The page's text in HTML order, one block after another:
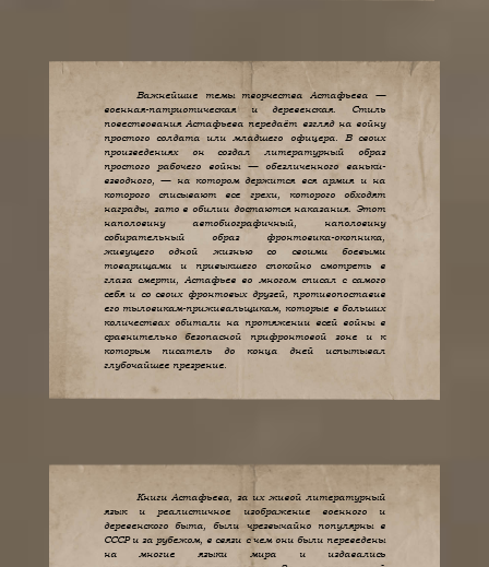
Важнейшие темы творчества Астафьева —
военная-патриотическая и деревенская. Стиль
повествования Астафьева передаёт взгляд на войну
простого солдата или младшего офицера. В своих
произведениях он создал литературный образ
простого рабочего войны — обезличенного ваньки-
взводного, — на котором держится вся армия и на
которого списывают все грехи, которого обходят
награды, зато в обилии достаются наказания. Этот
наполовину автобиографичный, наполовину
собирательный образ фронтовика-окопника,
живущего одной жизнью со своими боевыми
товарищами и привыкшего спокойно смотреть в
глаза смерти, Астафьев во многом списал с самого
себя и со своих фронтовых друзей, противопоставив
его тыловикам-приживальщикам, которые в больших
количествах обитали на протяжении всей войны в
сравнительно безопасной прифронтовой зоне и к
которым писатель до конца дней испытывал
глубочайшее презрение.
Книги Астафьева, за их живой литературный
язык и реалистичное изображение военного и
деревенского быта, были чрезвычайно популярны в
СССР и за рубежом, в связи с чем они были переведены
на многие языки мира и издавались